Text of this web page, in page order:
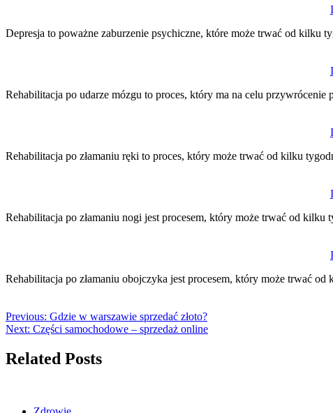
Depresja to poważne zaburzenie psychiczne, które może trwać od kilku
Rehabilitacja po udarze mózgu to proces, który ma na celu
Rehabilitacja po złamaniu ręki to proces, który może trwać od kilku
Rehabilitacja po złamaniu nogi jest procesem, który może trwać od
Rehabilitacja po złamaniu obojczyka jest procesem, który może trwać
wpisu
Previous: Gdzie w warszawie sprzedać złoto?
Next: Części samochodowe – sprzedaż online
Related Posts